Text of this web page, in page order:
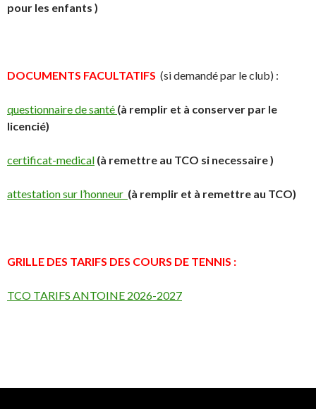
pour les enfants )
DOCUMENTS FACULTATIFS (si demandé par le club) :
questionnaire de santé (à remplir et à conserver par le
licencié)
certificat-medical (à remettre au TCO si necessaire )
attestation sur l’honneur (à remplir et à remettre au TCO)
GRILLE DES TARIFS DES COURS DE TENNIS :
TCO TARIFS ANTOINE 2026-2027